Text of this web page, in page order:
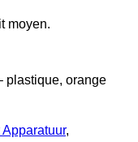
moyen.
plastique, orange
,